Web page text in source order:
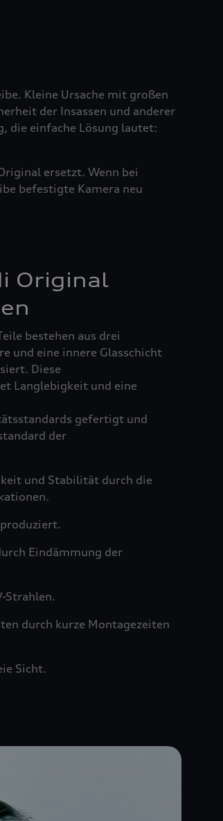
Kleine Ursache mit großen
der Insassen und anderer
die einfache Lösung lautet:
ersetzt. Wenn bei
befestigte Kamera neu
Original
bestehen aus drei
und eine innere Glasschicht
Diese
Langlebigkeit und eine
gefertigt und
der
und Stabilität durch die
Eindämmung der
Strahlen.
durch kurze Montagezeiten
Sicht.